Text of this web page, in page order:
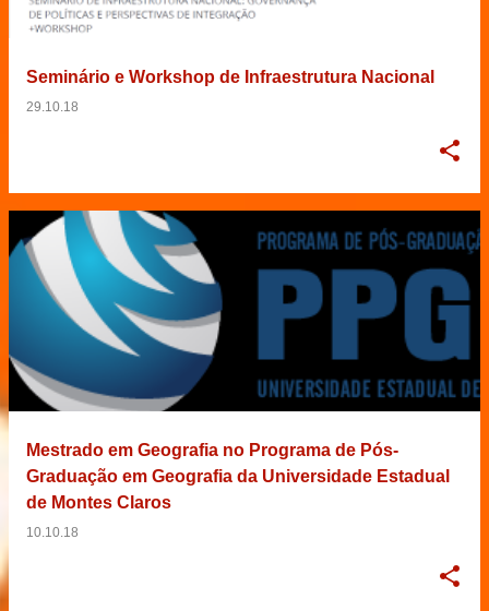
Seminário e Workshop de Infraestrutura Nacional
29.10.18
Mestrado em Geografia no Programa de Pós-
Graduação em Geografia da Universidade Estadual
de Montes Claros
10.10.18